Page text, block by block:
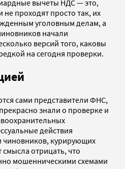
вычеты НДC — это,
проходят просто так, их
уголовным делам, а
начали
версий того, каковы
на сегодня проверки.
сами представители ФНС,
знали о проверке и
действия
курирующих
отрицать, что
мошенническими схемами